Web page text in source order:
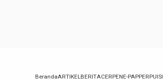
BerandaARTIKELBERITACERPENE-PAPPERPUISI